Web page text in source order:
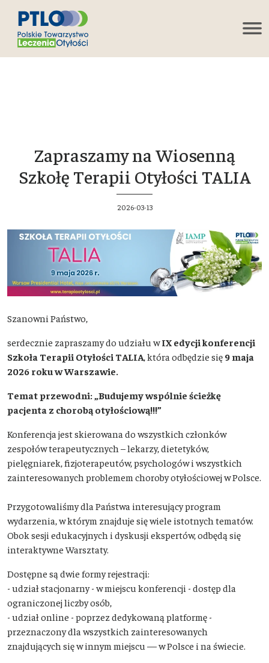
Zapraszamy na Wiosenną
Szkołę Terapii Otyłości TALIA
2026-03-13
Szanowni Państwo,
serdecznie zapraszamy do udziału wIX edycji konferencji
Szkoła Terapii Otyłości TALIA, która odbędzie się 9 maja
2026 roku w Warszawie.
Temat przewodni: „Budujemy wspólnie ścieżkę
pacjenta z chorobą otyłościową!!!”
Konferencja jest skierowana do wszystkich członków
zespołów terapeutycznych – lekarzy, dietetyków,
pielęgniarek, fizjoterapeutów, psychologów i wszystkich
zainteresowanych problemem choroby otyłościowej w Polsce.
Przygotowaliśmy dla Państwa interesujący program
wydarzenia, w którym znajduje się wiele istotnych tematów.
Obok sesji edukacyjnych i dyskusji ekspertów, odbędą się
interaktywne Warsztaty.
Dostępne są dwie formy rejestracji:
- udział stacjonarny - w miejscu konferencji - dostęp dla
ograniczonej liczby osób,
- udział online - poprzez dedykowaną platformę -
przeznaczony dla wszystkich zainteresowanych
znajdujących się w innym miejscu — w Polsce i na świecie.